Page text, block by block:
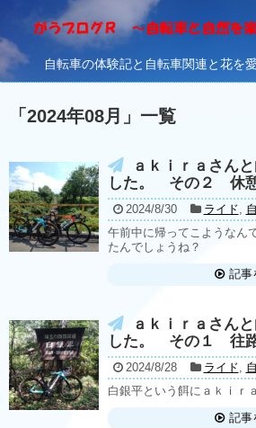
自転車の体験記と自転車関連と花を
「2024年08月 」 一覧
ａｋｉｒａさん
した。 その２ 休
2024/8/30 ライド
午前中に帰ってこようなん
たんでしょうね？
記事
ａｋｉｒａさん
した。 その１ 往
2024/8/28 ライド
白銀平という餌にａｋｉｒ
記事